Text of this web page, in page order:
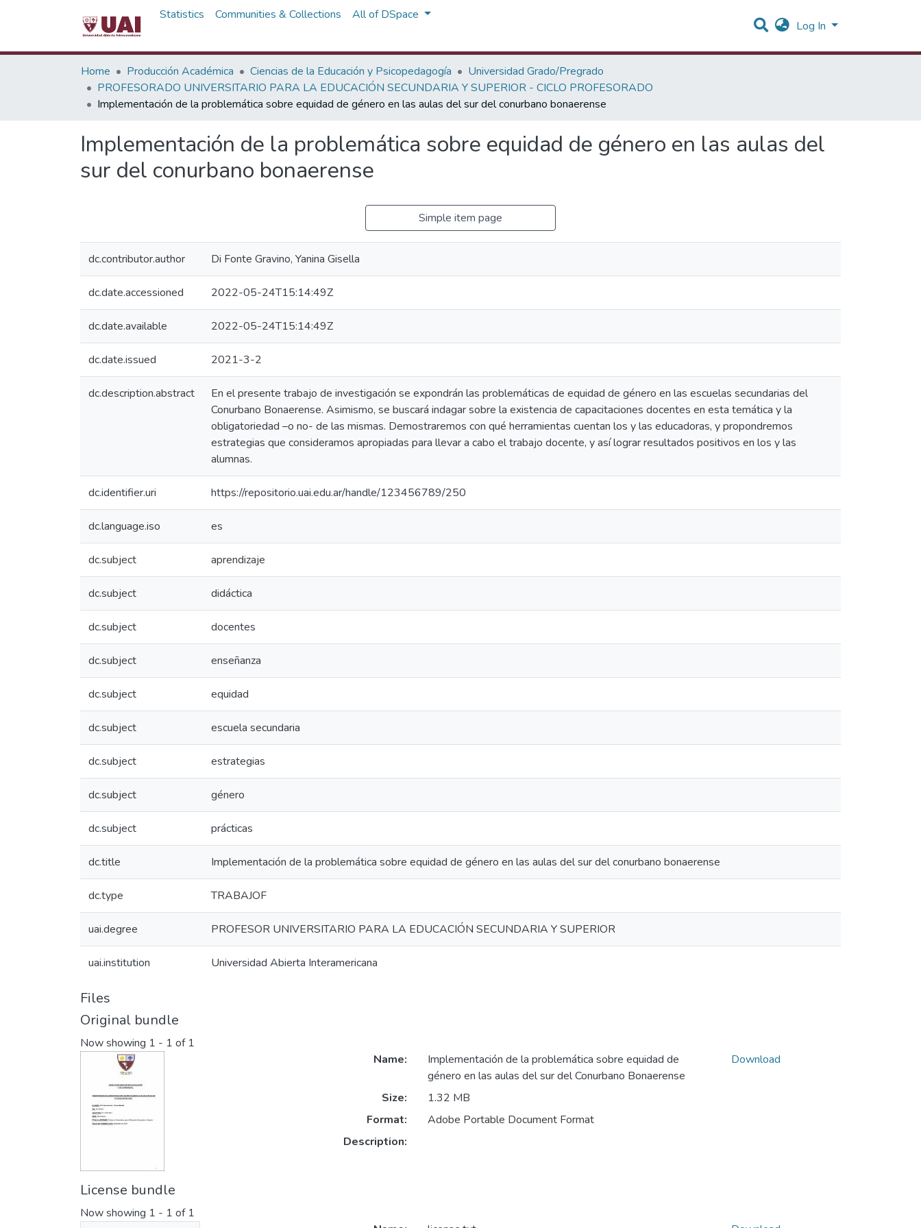
Statistics Communities & Collections All of DSpace
Log In
Home Producción Académica Ciencias de la Educación y Psicopedagogía
Universidad Grado/Pregrado
PROFESORADO UNIVERSITARIO PARA LA EDUCACIÓN SECUNDARIA Y SUPERIOR - CICLO PROFESORADO
Implementación de la problemática sobre equidad de género en las aulas del sur del conurbano bonaerense
Implementación de la problemática sobre equidad de género en las aulas del
sur del conurbano bonaerense
Simple item page
dc.contributor.author Di Fonte Gravino, Yanina Gisella
dc.date.accessioned 2022-05-24T15:14:49Z
dc.date.available 2022-05-24T15:14:49Z
dc.date.issued 2021-3-2
dc.description.abstract
En el presente trabajo de investigación se expondrán las problemáticas de equidad de género en las escuelas secundarias del
Conurbano Bonaerense. Asimismo, se buscará indagar sobre la existencia de capacitaciones docentes en esta temática y la
obligatoriedad –o no- de las mismas. Demostraremos con qué herramientas cuentan los y las educadoras, y propondremos
estrategias que consideramos apropiadas para llevar a cabo el trabajo docente, y así lograr resultados positivos en los y las
alumnas.
dc.identifier.uri https://repositorio.uai.edu.ar/handle/123456789/250
dc.language.iso es
dc.subject aprendizaje
dc.subject didáctica
dc.subject docentes
dc.subject enseñanza
dc.subject equidad
dc.subject escuela secundaria
dc.subject estrategias
dc.subject género
dc.subject prácticas
dc.title Implementación de la problemática sobre equidad de género en las aulas del sur del conurbano bonaerense
dc.type TRABAJOF
uai.degree PROFESOR UNIVERSITARIO PARA LA EDUCACIÓN SECUNDARIA Y SUPERIOR
uai.institution Universidad Abierta Interamericana
Files
Original bundle
Now showing 1 - 1 of 1
Name:
Implementación de la problemática sobre equidad de
género en las aulas del sur del Conurbano Bonaerense
Size:
1.32 MB
Format:
Adobe Portable Document Format
Description:
Download
License bundle
Now showing 1 - 1 of 1